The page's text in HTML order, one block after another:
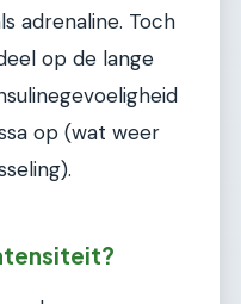
adrenaline. Toch
op de lange
op (wat weer